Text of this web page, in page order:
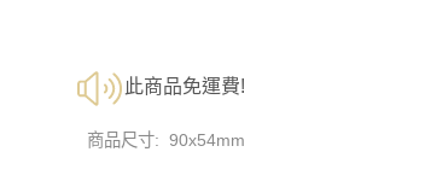
此商品免運費!
商品尺寸: 90x54mm